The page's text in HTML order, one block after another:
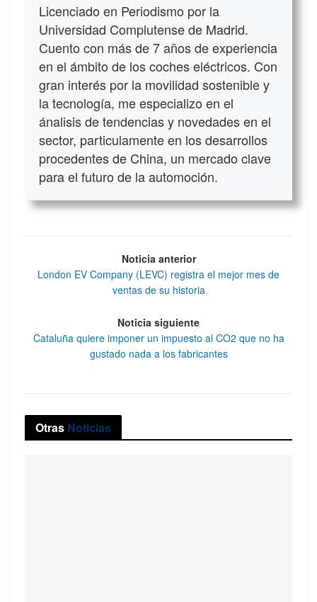
Licenciado en Periodismo por la
Universidad Complutense de Madrid.
Cuento con más de 7 años de experiencia
en el ámbito de los coches eléctricos. Con
gran interés por la movilidad sostenible y
la tecnología, me especializo en el
ánalisis de tendencias y novedades en el
sector, particulamente en los desarrollos
procedentes de China, un mercado clave
para el futuro de la automoción.
Noticia anterior
London EV Company (LEVC) registra el mejor mes de
ventas de su historia
Noticia siguiente
Cataluña quiere imponer un impuesto al CO2 que no ha
gustado nada a los fabricantes
Otras Noticias